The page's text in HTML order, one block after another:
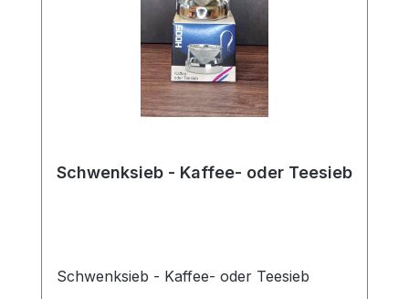
praktisches Zubehör, das deinen Matcha-
Genuss auf das nächste Level
hebt.Material: Edelstahl Pflege: Nach
Gebrauch mit warmem Wasser reinigen
und gut trocknen lassen.
Schwenksieb - Kaffee- oder Teesieb
Schwenksieb - Kaffee- oder Teesieb